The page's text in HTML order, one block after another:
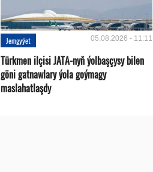
Jemgyýet 05.08.2026 - 11:11
Türkmen ilçisi JATA-nyň ýolbaşçysy bilen
göni gatnawlary ýola goýmagy
maslahatlaşdy